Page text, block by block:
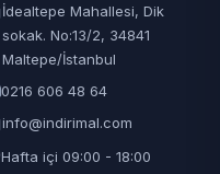
İdealtepe Mahallesi, Dik
sokak. No:13/2, 34841
Maltepe/İstanbul
0216 606 48 64
info@indirimal.com
Hafta içi 09:00 - 18:00